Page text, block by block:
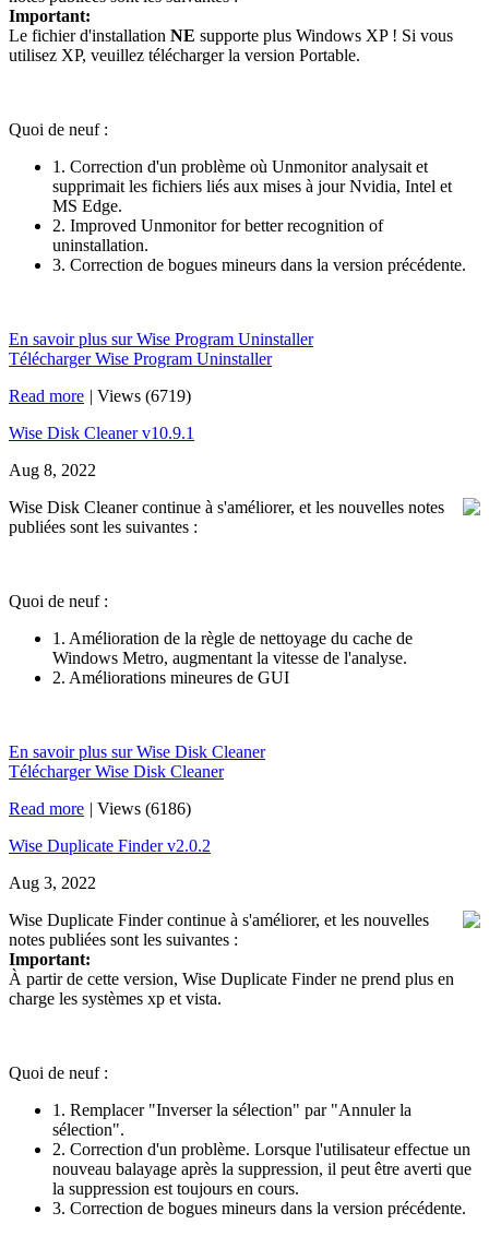
Important:
Le fichier d'installation NE supporte plus Windows XP ! Si vous
utilisez XP, veuillez télécharger la version Portable.
Quoi de neuf :
1. Correction d'un problème où Unmonitor analysait et
supprimait les fichiers liés aux mises à jour Nvidia, Intel et
MS Edge.
2. Improved Unmonitor for better recognition of
uninstallation.
3. Correction de bogues mineurs dans la version précédente.
En savoir plus sur Wise Program Uninstaller
Télécharger Wise Program Uninstaller
Read more | Views (6719)
Wise Disk Cleaner v10.9.1
Aug 8, 2022
Wise Disk Cleaner continue à s'améliorer, et les nouvelles notes
publiées sont les suivantes :
Quoi de neuf :
1. Amélioration de la règle de nettoyage du cache de
Windows Metro, augmentant la vitesse de l'analyse.
2. Améliorations mineures de GUI
En savoir plus sur Wise Disk Cleaner
Télécharger Wise Disk Cleaner
Read more | Views (6186)
Wise Duplicate Finder v2.0.2
Aug 3, 2022
Wise Duplicate Finder continue à s'améliorer, et les nouvelles
notes publiées sont les suivantes :
Important:
À partir de cette version, Wise Duplicate Finder ne prend plus en
charge les systèmes xp et vista.
Quoi de neuf :
1. Remplacer "Inverser la sélection" par "Annuler la
sélection".
2. Correction d'un problème. Lorsque l'utilisateur effectue un
nouveau balayage après la suppression, il peut être averti que
la suppression est toujours en cours.
3. Correction de bogues mineurs dans la version précédente.